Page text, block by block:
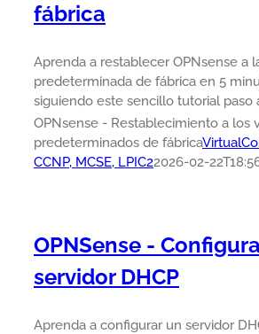
fábrica
Aprenda a restablecer OPNsense a
predeterminada de fábrica en 5
siguiendo este sencillo tutorial paso
OPNsense - Restablecimiento a los
predeterminados de fábrica
CCNP, MCSE, LPIC22026-02-
OPNSense -
servidor DHCP
Aprenda a configurar un servidor